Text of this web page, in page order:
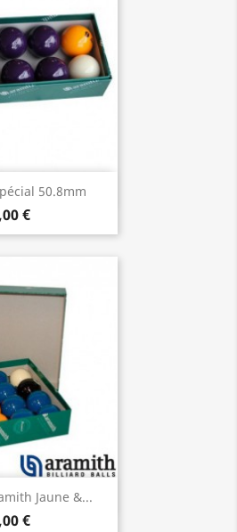
50.8mm
€
rapide
Jaune &...
€
rapide